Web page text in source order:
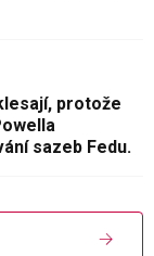
protože
sazeb Fedu.